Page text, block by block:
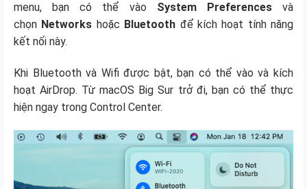
menu, bạn có thể vào System Preferencesvà
chọn Networks hoặc Bluetooth để kích hoạt tính năng
kết nối này.
Khi Bluetooth và Wifi được bật, bạn có thể vào và kích
hoạt AirDrop. Từ macOS Big Sur trở đi, bạn có thể thực
hiện ngay trong Control Center.